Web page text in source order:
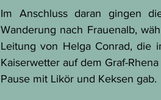
Im Anschluss daran gingen
Wanderung nach Frauenalb,
Leitung von Helga Conrad, die
Kaiserwetter auf dem Graf-
Pause mit Likör und Keksen gab.